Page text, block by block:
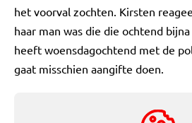
het voorval zochten. Kirsten
haar man was die die ochtend
heeft woensdagochtend met de
gaat misschien aangifte doen.